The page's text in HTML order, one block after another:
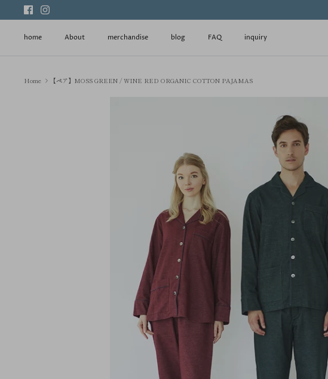
to
home About merchandise blog FAQ inquiry
Home 【ペア】MOSS GREEN / WINE RED ORGANIC COTTON PAJAMAS